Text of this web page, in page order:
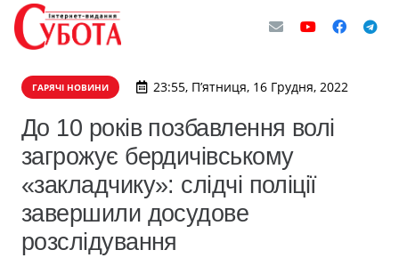
ГАРЯЧІ НОВИНИ 23:55, П’ятниця, 16 Грудня, 2022
До 10 років позбавлення волі
загрожує бердичівському
«закладчику»: слідчі поліції
завершили досудове
розслідування